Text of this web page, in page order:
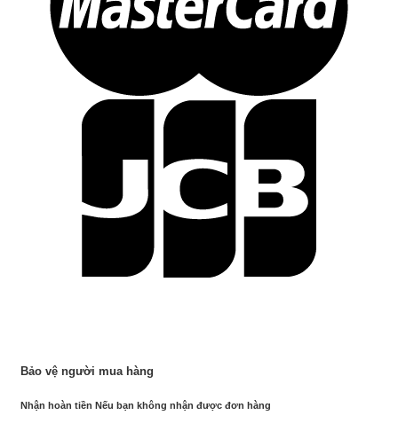
Bảo vệ người mua hàng
Nhận hoàn tiền Nếu bạn không nhận được đơn hàng